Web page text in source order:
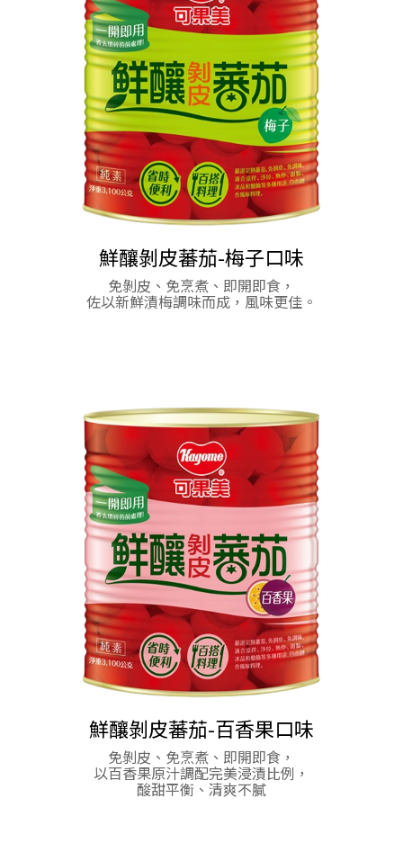
蕃茄醬(軟袋)
天然、健康、美味的蕃茄風味讓您口齒留香
Q早餐蕃茄醬
小吃店和早餐店最方便與實用的蕃茄醬
蕃茄醬(軟袋)
天然、健康、美味的蕃茄風味讓您口齒留香
Q早餐蕃茄醬
小吃店和早餐店最方便與實用的蕃茄醬
鮮釀剝皮蕃茄-梅子口味
免剝皮、免烹煮、即開即食，
佐以新鮮漬梅調味而成，風味更佳。
鮮釀剝皮蕃茄-百香果口味
免剝皮、免烹煮、即開即食，
以百香果原汁調配完美浸漬比例，
酸甜平衡、清爽不膩
可果美義大利麵醬-蕃茄肉醬
一包就醬Easy